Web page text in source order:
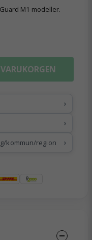
M1-modeller.
›
›
kommun/region ›